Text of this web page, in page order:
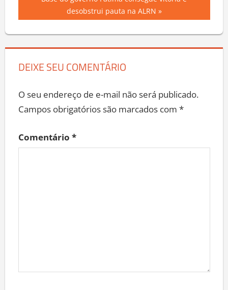
desobstrui pauta na ALRN
DEIXE SEU COMENTÁRIO
O seu endereço de e-mail não será publicado.
Campos obrigatórios são marcados com *
Comentário *